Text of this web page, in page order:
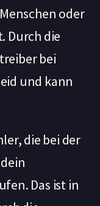
oder
Durch die
bei
und kann
die bei der
Das ist in